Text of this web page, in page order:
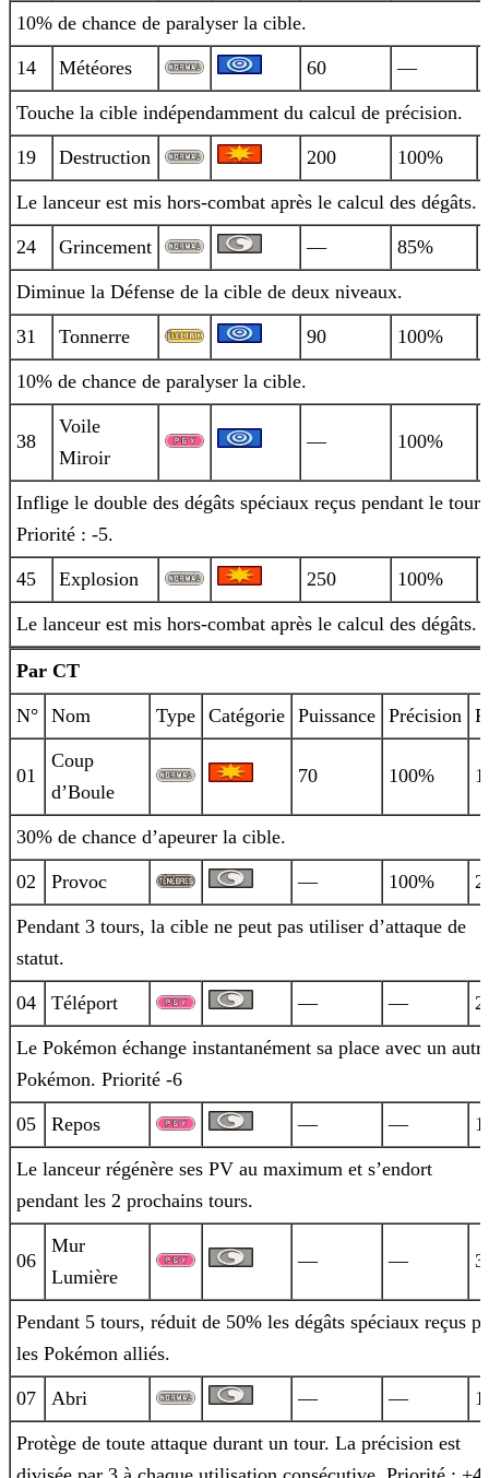
10% de chance de paralyser la cible.
14 Météores 60 —
Touche la cible indépendamment du calcul de précision.
19 Destruction 200 100%
Le lanceur est mis hors-combat après le calcul des dégâts.
24 Grincement — 85%
Diminue la Défense de la cible de deux niveaux.
31 Tonnerre 90 100%
10% de chance de paralyser la cible.
38
Voile
Miroir
— 100%
Inflige le double des dégâts spéciaux reçus pendant le tour.
Priorité : -5.
45 Explosion 250 100%
Le lanceur est mis hors-combat après le calcul des dégâts.
Par CT
N° Nom Type Catégorie Puissance Précision
01
Coup
d’Boule
70 100%
30% de chance d’apeurer la cible.
02 Provoc — 100%
Pendant 3 tours, la cible ne peut pas utiliser d’attaque de
statut.
04 Téléport — —
Le Pokémon échange instantanément sa place avec un
Pokémon. Priorité -6
05 Repos — —
Le lanceur régénère ses PV au maximum et s’endort
pendant les 2 prochains tours.
06
Mur
Lumière
— —
Pendant 5 tours, réduit de 50% les dégâts spéciaux reçus
les Pokémon alliés.
07 Abri — —
Protège de toute attaque durant un tour. La précision est